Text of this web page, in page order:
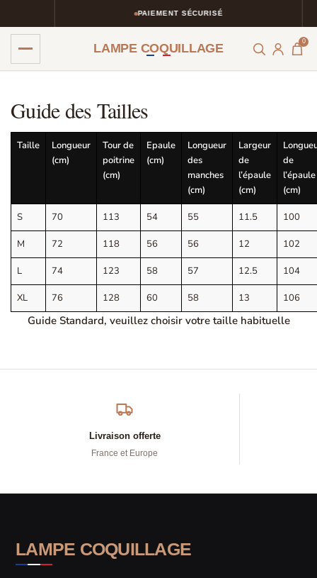
PAIEMENT SÉCURISÉ
LAMPE COQUILLAGE 0
navigation
content
Guide des Tailles
Taille
Longueur
(cm)
Tour de
poitrine
(cm)
Epaule
(cm)
Longueur
des
manches
(cm)
Largeur
de
l’épaule
(cm)
de
l’épaule
(cm)
S 70 113 54 55 11.5 100
M 72 118 56 56 12 102
L 74 123 58 57 12.5 104
XL 76 128 60 58 13 106
Guide Standard, veuillez choisir votre taille habituelle
Livraison offerte
France et Europe
LAMPE COQUILLAGE